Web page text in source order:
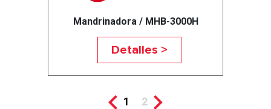
Mandrinadora / MHB-3000H
Detalles >
1 2